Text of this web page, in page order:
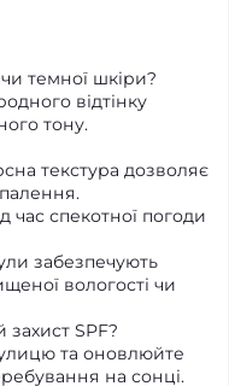
темної шкіри?
відтінку
тону.
текстура дозволяє
спекотної погоди
забезпечують
вологості чи
SPF?
та оновлюйте
на сонці.